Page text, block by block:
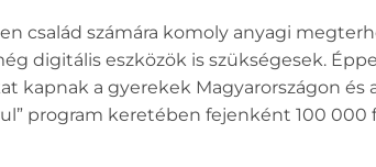
család számára komoly anyagi
digitális eszközök is szükségesek.
kapnak a gyerekek Magyarországon és
program keretében fejenként 100